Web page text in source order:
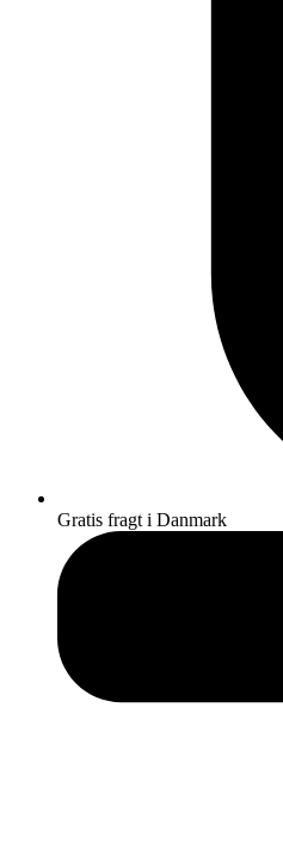
Gratis fragt i Danmark